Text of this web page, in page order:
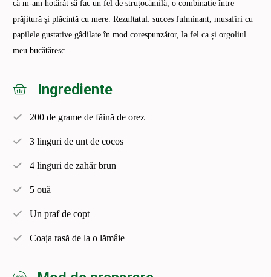
că m-am hotărât să fac un fel de struțocămilă, o combinație între
prăjitură și plăcintă cu mere. Rezultatul: succes fulminant, musafiri cu
papilele gustative gâdilate în mod corespunzător, la fel ca și orgoliul
meu bucătăresc.
Ingrediente
200 de grame de făină de orez
3 linguri de unt de cocos
4 linguri de zahăr brun
5 ouă
Un praf de copt
Coaja rasă de la o lămâie